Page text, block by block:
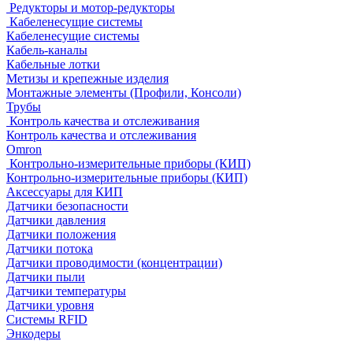
Редукторы и мотор-редукторы
Кабеленесущие системы
Кабеленесущие системы
Кабель-каналы
Кабельные лотки
Метизы и крепежные изделия
Монтажные элементы (Профили, Консоли)
Трубы
Контроль качества и отслеживания
Контроль качества и отслеживания
Omron
Контрольно-измерительные приборы (КИП)
Контрольно-измерительные приборы (КИП)
Аксессуары для КИП
Датчики безопасности
Датчики давления
Датчики положения
Датчики потока
Датчики проводимости (концентрации)
Датчики пыли
Датчики температуры
Датчики уровня
Системы RFID
Энкодеры